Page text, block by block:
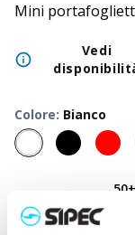
Mini
Vedi
Colore: Bianco
50+
Prezzo
neutro